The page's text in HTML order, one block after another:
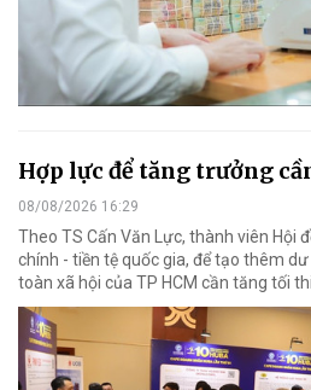
Hợp lực để tăng trưởng
08/08/2026 16:29
Theo TS Cấn Văn Lực, thành viên Hội
chính - tiền tệ quốc gia, để tạo thêm
toàn xã hội của TP HCM cần tăng tối